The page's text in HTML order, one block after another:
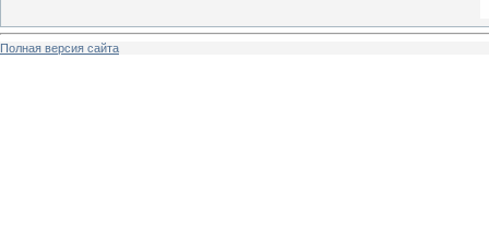
Полная версия сайта